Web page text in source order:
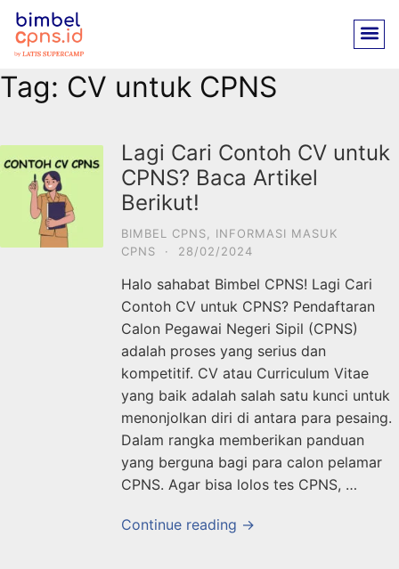
Tag: CV untuk CPNS
Lagi Cari Contoh CV untuk
CPNS? Baca Artikel
Berikut!
BIMBEL CPNS
INFORMASI MASUK
CPNS
· 28/02/2024
Halo sahabat Bimbel CPNS! Lagi Cari
Contoh CV untuk CPNS? Pendaftaran
Calon Pegawai Negeri Sipil (CPNS)
adalah proses yang serius dan
kompetitif. CV atau Curriculum Vitae
yang baik adalah salah satu kunci untuk
menonjolkan diri di antara para pesaing.
Dalam rangka memberikan panduan
yang berguna bagi para calon pelamar
CPNS. Agar bisa lolos tes CPNS, …
Continue reading →